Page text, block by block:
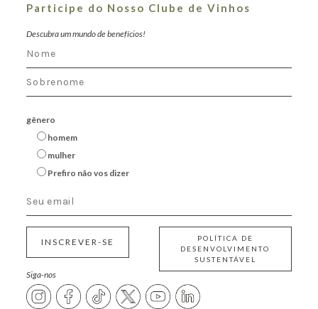
Participe do Nosso Clube de Vinhos
Descubra um mundo de benefícios!
gênero
homem
mulher
Prefiro não vos dizer
INSCREVER-SE
POLÍTICA DE
DESENVOLVIMENTO
SUSTENTÁVEL
Siga-nos